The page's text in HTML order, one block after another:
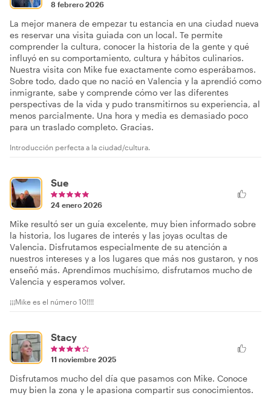
8 febrero 2026
La mejor manera de empezar tu estancia en una ciudad nueva
es reservar una visita guiada con un local. Te permite
comprender la cultura, conocer la historia de la gente y qué
influyó en su comportamiento, cultura y hábitos culinarios.
Nuestra visita con Mike fue exactamente como esperábamos.
Sobre todo, dado que no nació en Valencia y la aprendió como
inmigrante, sabe y comprende cómo ver las diferentes
perspectivas de la vida y pudo transmitirnos su experiencia, al
menos parcialmente. Una hora y media es demasiado poco
para un traslado completo. Gracias.
Introducción perfecta a la ciudad/cultura.
Sue
24 enero 2026
Mike resultó ser un guía excelente, muy bien informado sobre
la historia, los lugares de interés y las joyas ocultas de
Valencia. Disfrutamos especialmente de su atención a
nuestros intereses y a los lugares que más nos gustaron, y nos
enseñó más. Aprendimos muchísimo, disfrutamos mucho de
Valencia y esperamos volver.
¡¡¡Mike es el número 10!!!!
Stacy
11 noviembre 2025
Disfrutamos mucho del día que pasamos con Mike. Conoce
muy bien la zona y le apasiona compartir sus conocimientos.